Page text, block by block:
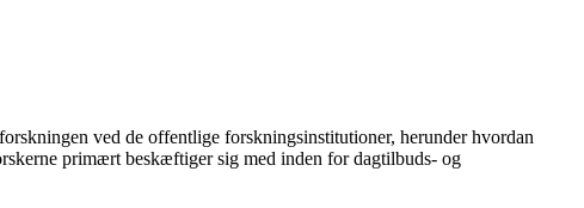
ved de offentlige forskningsinstitutioner, herunder hvordan
primært beskæftiger sig med inden for dagtilbuds- og